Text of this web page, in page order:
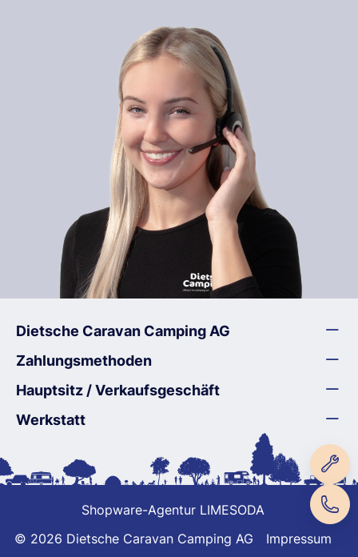
Dietsche Caravan Camping AG
Zahlungsmethoden
Hauptsitz / Verkaufsgeschäft
Werkstatt
Shopware-Agentur LIMESODA
© 2026 Dietsche Caravan Camping AG
Impressum